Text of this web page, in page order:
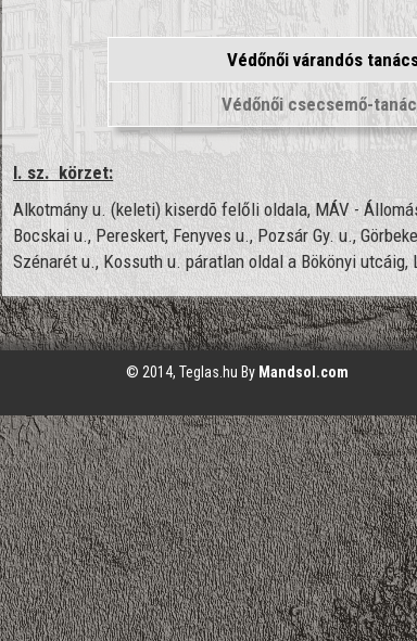
Védőnői várandós
Védőnői csecsemő-
I. sz. körzet:
Alkotmány u. (keleti) kiserdõ felőli oldala, MÁV -
Bocskai u., Pereskert, Fenyves u., Pozsár Gy. u.,
Szénarét u., Kossuth u. páratlan oldal a Bökönyi
© 2014, Teglas.hu By Mandsol.com